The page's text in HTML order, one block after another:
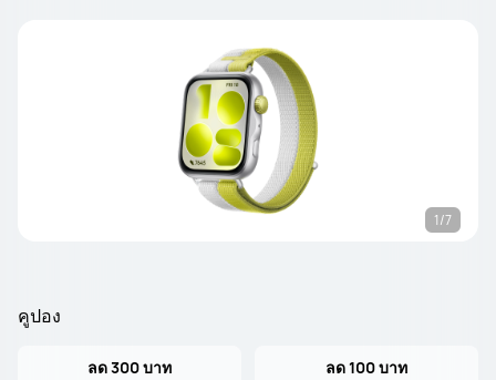
1/7
คูปอง
ลด 300 บาท ลด 100 บาท